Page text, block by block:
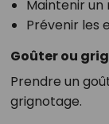
Maintenir un
Prévenir les
Goûter ou
Prendre un
grignotage.